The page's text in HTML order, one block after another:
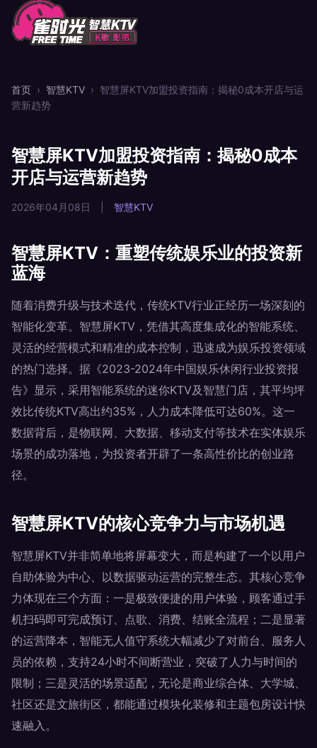
首页 › 智慧KTV › 智慧屏KTV加盟投资指南：揭秘0成本开店与运
营新趋势
智慧屏KTV加盟投资指南：揭秘0成本
开店与运营新趋势
2026年04月08日 智慧KTV
智慧屏KTV：重塑传统娱乐业的投资新
蓝海
随着消费升级与技术迭代，传统KTV行业正经历一场深刻的
智能化变革。智慧屏KTV，凭借其高度集成化的智能系统、
灵活的经营模式和精准的成本控制，迅速成为娱乐投资领域
的热门选择。据《2023-2024年中国娱乐休闲行业投资报
告》显示，采用智能系统的迷你KTV及智慧门店，其平均坪
效比传统KTV高出约35%，人力成本降低可达60%。这一
数据背后，是物联网、大数据、移动支付等技术在实体娱乐
场景的成功落地，为投资者开辟了一条高性价比的创业路
径。
智慧屏KTV的核心竞争力与市场机遇
智慧屏KTV并非简单地将屏幕变大，而是构建了一个以用户
自助体验为中心、以数据驱动运营的完整生态。其核心竞争
力体现在三个方面：一是极致便捷的用户体验，顾客通过手
机扫码即可完成预订、点歌、消费、结账全流程；二是显著
的运营降本，智能无人值守系统大幅减少了对前台、服务人
员的依赖，支持24小时不间断营业，突破了人力与时间的
限制；三是灵活的场景适配，无论是商业综合体、大学城、
社区还是文旅街区，都能通过模块化装修和主题包房设计快
速融入。